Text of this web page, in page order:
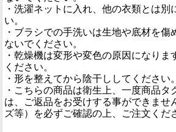
・洗濯ネットに入れ、他の衣類とは別
い。
・ブラシでの手洗いは生地や底材を傷
ないでください。
・乾燥機は変形や変色の原因になりま
ください。
・形を整えてから陰干ししてください。
・こちらの商品は衛生上、一度商品タ
は、ご返品をお受けする事ができませ
ズ等）を必ずご確認の上、ご注文くだ